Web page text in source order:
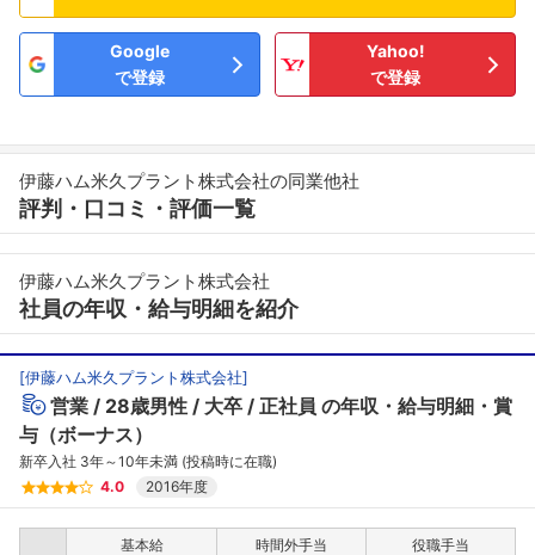
Google
で登録
Yahoo!
で登録
伊藤ハム米久プラント株式会社の同業他社
評判・口コミ・評価一覧
伊藤ハム米久プラント株式会社
社員の年収・給与明細を紹介
[伊藤ハム米久プラント株式会社]
営業 28歳男性 大卒 正社員 の年収・給与明細・賞
与（ボーナス）
新卒入社 3年～10年未満 (投稿時に在職)
4.0
2016年度
基本給 時間外手当
役職手当